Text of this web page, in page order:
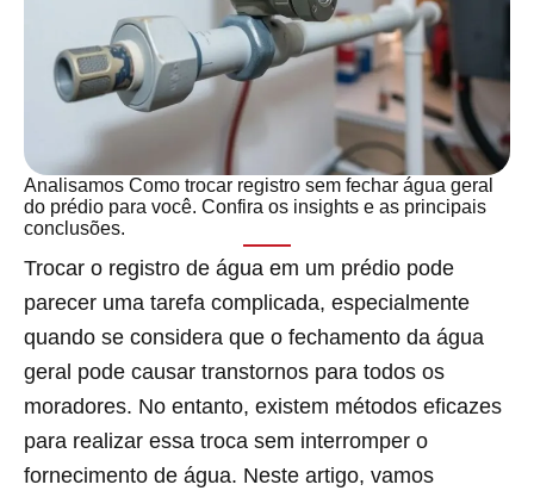
Analisamos Como trocar registro sem fechar água geral
do prédio para você. Confira os insights e as principais
conclusões.
Trocar o registro de água em um prédio pode
parecer uma tarefa complicada, especialmente
quando se considera que o fechamento da água
geral pode causar transtornos para todos os
moradores. No entanto, existem métodos eficazes
para realizar essa troca sem interromper o
fornecimento de água. Neste artigo, vamos